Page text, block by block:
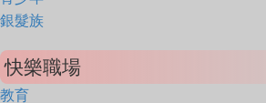
銀髮族
快樂職場
教育